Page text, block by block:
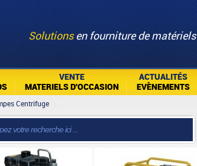
Solutionsen fourniture de matériels
VENTE
MATERIELS D'OCCASION
ACTUALITÉS
EVÈNEMENTS
Centrifuge